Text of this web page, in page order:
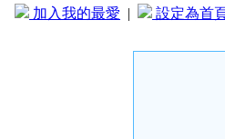
加入我的最愛 | 設定為首